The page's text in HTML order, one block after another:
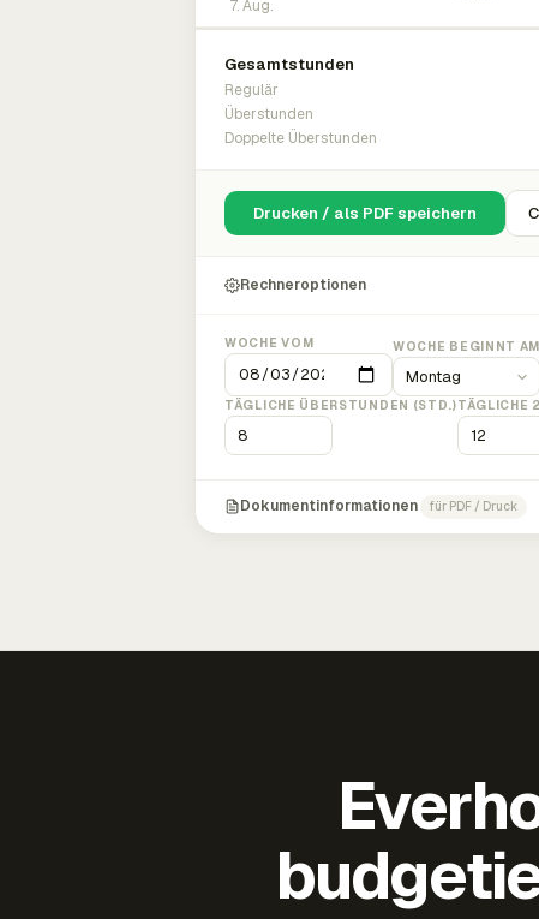
7. Aug.
Gesamtstunden
Regulär
Überstunden
Doppelte Überstunden
Drucken / als PDF speichern
Rechneroptionen
WOCHE VOM WOCHE BEGINNT
TÄGLICHE ÜBERSTUNDEN (STD.)TÄGLICHE
Dokumentinformationen für PDF / Druck